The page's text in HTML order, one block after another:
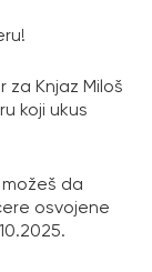
Knjaz Miloš
koji ukus
da
osvojene